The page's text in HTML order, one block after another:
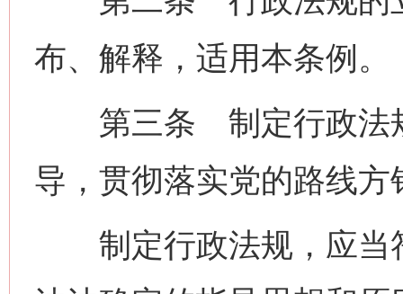
布、解释，适用本条例。
第三条 制定行政法规
导，贯彻落实党的路线
制定行政法规，应当